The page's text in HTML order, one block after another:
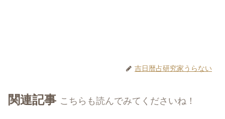
吉日暦占研究家うらない
関連記事 こちらも読んでみてくださいね！